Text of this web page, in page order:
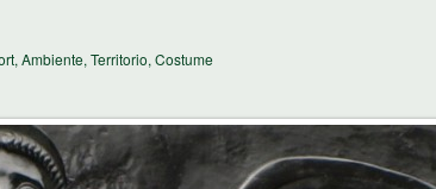
Ambiente, Territorio, Costume